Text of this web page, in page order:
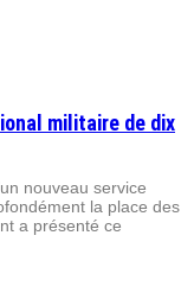
militaire de dix
nouveau service
la place des
a présenté ce